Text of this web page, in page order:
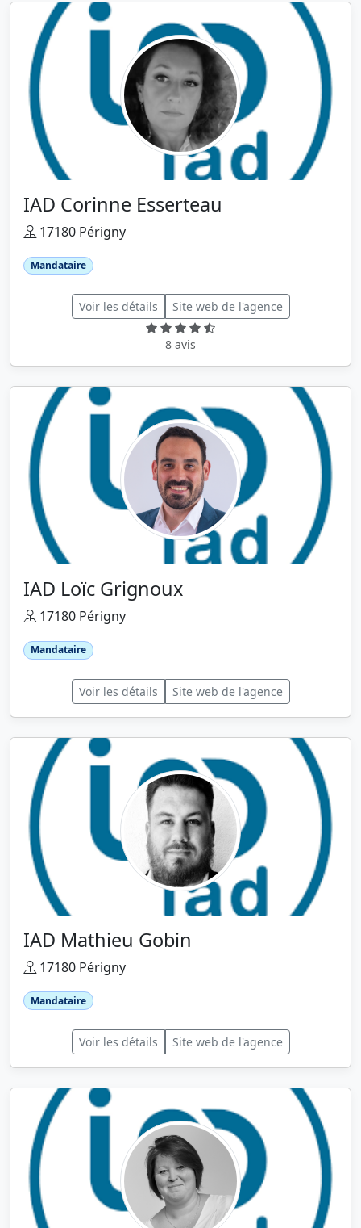
IAD Corinne Esserteau
17180 Périgny
Mandataire
Voir les détails Site web de l'agence
8 avis
IAD Loïc Grignoux
17180 Périgny
Mandataire
Voir les détails Site web de l'agence
IAD Mathieu Gobin
17180 Périgny
Mandataire
Voir les détails Site web de l'agence